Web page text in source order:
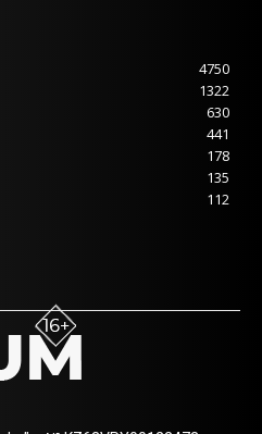
4750
1322
630
441
178
135
112